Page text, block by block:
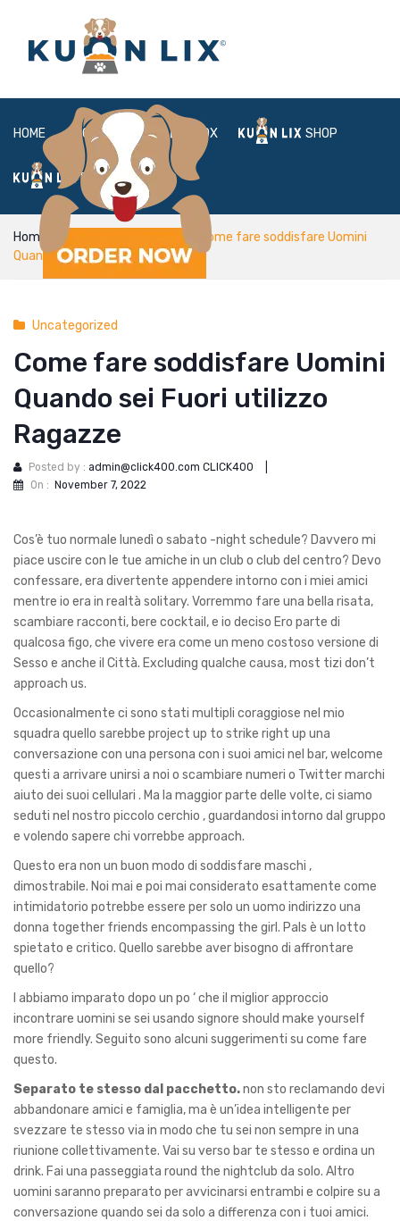
HOME ABOUT BOX SHOP
FAQ LOGIN
Home
Come fare soddisfare Uomini
Quando sei Fuori utilizzo Ragazze
Uncategorized
Come fare soddisfare Uomini
Quando sei Fuori utilizzo
Ragazze
Posted by : admin@click400.com CLICK400
On : November 7, 2022
Cos’è tuo normale lunedì o sabato -night schedule? Davvero mi
piace uscire con le tue amiche in un club o club del centro? Devo
confessare, era divertente appendere intorno con i miei amici
mentre io era in realtà solitary. Vorremmo fare una bella risata,
scambiare racconti, bere cocktail, e io deciso Ero parte di
qualcosa figo, che vivere era come un meno costoso versione di
Sesso e anche il Città. Excluding qualche causa, most tizi don’t
approach us.
Occasionalmente ci sono stati multipli coraggiose nel mio
squadra quello sarebbe project up to strike right up una
conversazione con una persona con i suoi amici nel bar, welcome
questi a arrivare unirsi a noi o scambiare numeri o Twitter marchi
aiuto dei suoi cellulari . Ma la maggior parte delle volte, ci siamo
seduti nel nostro piccolo cerchio , guardandosi intorno dal gruppo
e volendo sapere chi vorrebbe approach.
Questo era non un buon modo di soddisfare maschi ,
dimostrabile. Noi mai e poi mai considerato esattamente come
intimidatorio potrebbe essere per solo un uomo indirizzo una
donna together friends encompassing the girl. Pals è un lotto
spietato e critico. Quello sarebbe aver bisogno di affrontare
quello?
I abbiamo imparato dopo un po ‘ che il miglior approccio
incontrare uomini se sei usando signore should make yourself
more friendly. Seguito sono alcuni suggerimenti su come fare
questo.
Separato te stesso dal pacchetto.non sto reclamando devi
abbandonare amici e famiglia, ma è un’idea intelligente per
svezzare te stesso via in modo che tu sei non sempre in una
riunione collettivamente. Vai su verso bar te stesso e ordina un
drink. Fai una passeggiata round the nightclub da solo. Altro
uomini saranno preparato per avvicinarsi entrambi e colpire su a
conversazione quando sei da solo a differenza con i tuoi amici.